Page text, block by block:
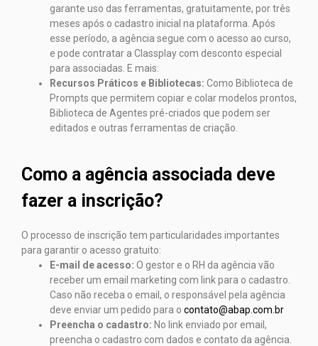
garante uso das ferramentas, gratuitamente, por três
meses após o cadastro inicial na plataforma. Após
esse período, a agência segue com o acesso ao curso,
e pode contratar a Classplay com desconto especial
para associadas. E mais:
Recursos Práticos e Bibliotecas: Como Biblioteca de
Prompts que permitem copiar e colar modelos prontos,
Biblioteca de Agentes pré-criados que podem ser
editados e outras ferramentas de criação.
Como a agência associada deve
fazer a inscrição?
O processo de inscrição tem particularidades importantes
para garantir o acesso gratuito:
E-mail de acesso: O gestor e o RH da agência vão
receber um email marketing com link para o cadastro.
Caso não receba o email, o responsável pela agência
deve enviar um pedido para o contato@abap.com.br
Preencha o cadastro: No link enviado por email,
preencha o cadastro com dados e contato da agência.